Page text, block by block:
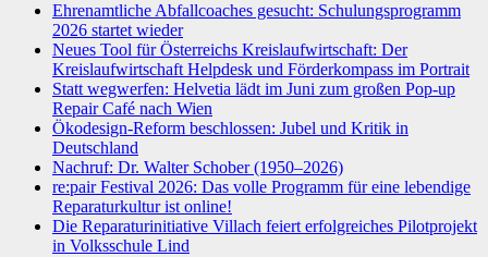
Ehrenamtliche Abfallcoaches gesucht: Schulungsprogramm
2026 startet wieder
Neues Tool für Österreichs Kreislaufwirtschaft: Der
Kreislaufwirtschaft Helpdesk und Förderkompass im Portrait
Statt wegwerfen: Helvetia lädt im Juni zum großen Pop-up
Repair Café nach Wien
Ökodesign-Reform beschlossen: Jubel und Kritik in
Deutschland
Nachruf: Dr. Walter Schober (1950–2026)
re:pair Festival 2026: Das volle Programm für eine lebendige
Reparaturkultur ist online!
Die Reparaturinitiative Villach feiert erfolgreiches Pilotprojekt
in Volksschule Lind